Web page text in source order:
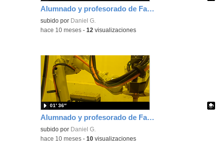
Alumnado y profesorado de Fabricación Mecánica visitan SICNOVA y MELTIO en Linares
Contenido educativo.
subido por Daniel G.
-hace 10 meses -12 visualizaciones
Alumnado y profesorado de Fabricación Mecánica visitan SICNOVA y MELTIO en Linares
Contenido educativo.
subido por Daniel G.
01′ 36″
-hace 10 meses -10 visualizaciones